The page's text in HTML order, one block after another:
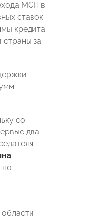
МСП в
ставок
кредита
страны за
со
два
по
области